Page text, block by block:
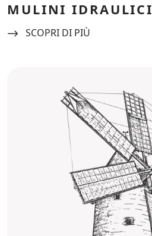
MULINI IDRAULICI
Navigate to:
SCOPRI DI PIÙ